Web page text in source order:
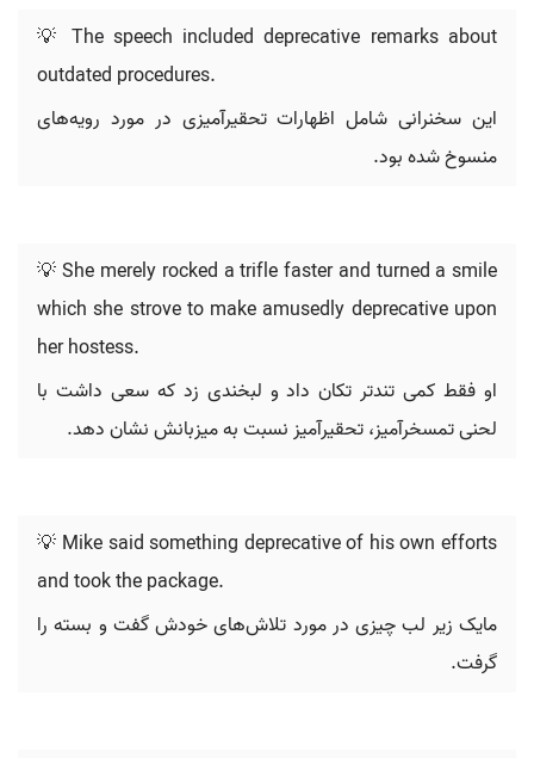
💡 The speech included deprecative remarks about
outdated procedures.
این سخنرانی شامل اظهارات تحقیرآمیزی در مورد رویه‌های
منسوخ شده بود.
💡 She merely rocked a trifle faster and turned a smile
which she strove to make amusedly deprecative upon
her hostess.
او فقط کمی تندتر تکان داد و لبخندی زد که سعی داشت با
لحنی تمسخرآمیز، تحقیرآمیز نسبت به میزبانش نشان دهد.
💡 Mike said something deprecative of his own efforts
and took the package.
مایک زیر لب چیزی در مورد تلاش‌های خودش گفت و بسته را
گرفت.